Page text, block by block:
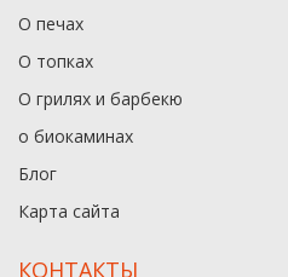
О печах
О топках
О грилях и барбекю
о биокаминах
Блог
Карта сайта
КОНТАКТЫ